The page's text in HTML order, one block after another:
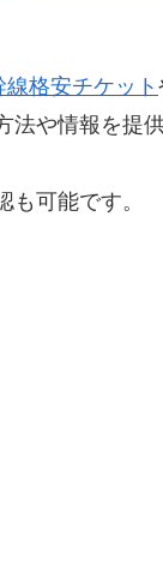
線格安チケット
法や情報を提
も可能です。